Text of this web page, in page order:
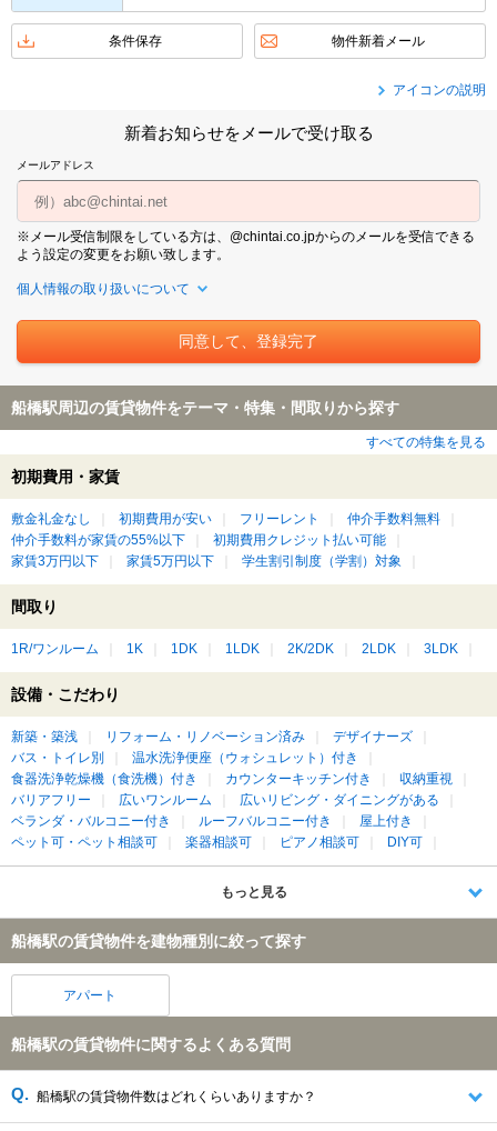
条件保存 物件新着メール
アイコンの説明
新着お知らせをメールで受け取る
メールアドレス
※メール受信制限をしている方は、@chintai.co.jpからのメールを受信できる
よう設定の変更をお願い致します。
個人情報の取り扱いについて
船橋駅周辺の賃貸物件をテーマ・特集・間取りから探す
すべての特集を見る
初期費用・家賃
敷金礼金なし 初期費用が安い フリーレント
仲介手数料無料
仲介手数料が家賃の55%以下
初期費用クレジット払い可能
家賃3万円以下
家賃5万円以下 学生割引制度（学割）対象
間取り
1R/ワンルーム 1K 1DK 1LDK 2K/2DK 2LDK 3LDK
設備・こだわり
新築・築浅 リフォーム・リノベーション済み
デザイナーズ
バス・トイレ別
温水洗浄便座（ウォシュレット）付き
食器洗浄乾燥機（食洗機）付き
カウンターキッチン付き
収納重視
バリアフリー
広いワンルーム
広いリビング・ダイニングがある
ベランダ・バルコニー付き
ルーフバルコニー付き
屋上付き
ペット可・ペット相談可
楽器相談可 ピアノ相談可 DIY可
もっと見る
船橋駅の賃貸物件を建物種別に絞って探す
アパート
船橋駅の賃貸物件に関するよくある質問
船橋駅の賃貸物件数はどれくらいありますか？